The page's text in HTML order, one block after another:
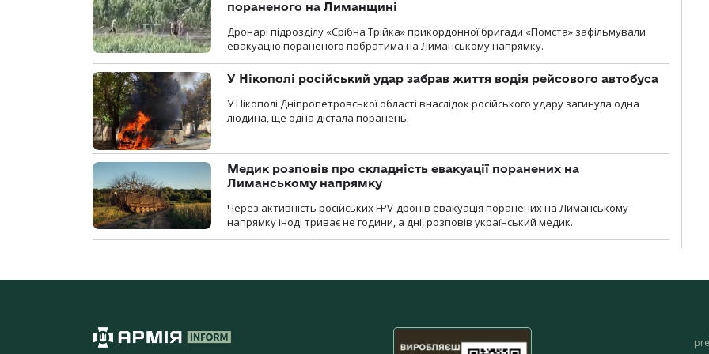
пораненого на Лиманщині
Дронарі підрозділу «Срібна Трійка» прикордонної бригади «Помста» зафільмували
евакуацію пораненого побратима на Лиманському напрямку.
У Нікополі російський удар забрав життя водія рейсового автобуса
У Нікополі Дніпропетровської області внаслідок російського удару загинула одна
людина, ще одна дістала поранень.
Медик розповів про складність евакуації поранених на
Лиманському напрямку
Через активність російських FPV-дронів евакуація поранених на Лиманському
напрямку іноді триває не години, а дні, розповів український медик.